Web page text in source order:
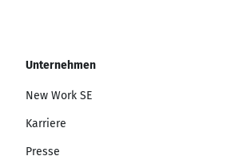
Unternehmen
New Work SE
Karriere
Presse